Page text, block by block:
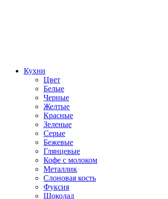
Кухни
Цвет
Белые
Черные
Желтые
Красные
Зеленые
Серые
Бежевые
Глянцевые
Кофе с молоком
Металлик
Слоновая кость
Фуксия
Шоколад